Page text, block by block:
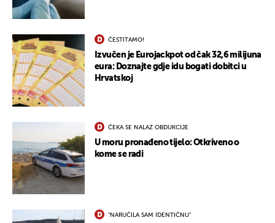
ČESTITAMO!
Izvučen je Eurojackpot od čak 32,6 milijuna
eura: Doznajte gdje idu bogati dobitci u
Hrvatskoj
ČEKA SE NALAZ OBDUKCIJE
U moru pronađeno tijelo: Otkriveno o
kome se radi
"NARUČILA SAM IDENTIČNU"